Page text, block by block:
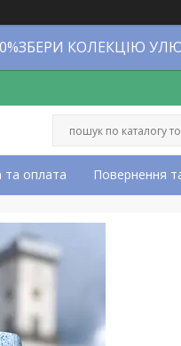
КОЛЕКЦІЮ
та оплата Повернення